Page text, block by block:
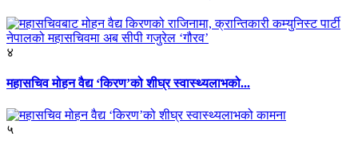
४
महासचिव मोहन वैद्य ‘किरण’को शीघ्र स्वास्थ्यलाभको...
५